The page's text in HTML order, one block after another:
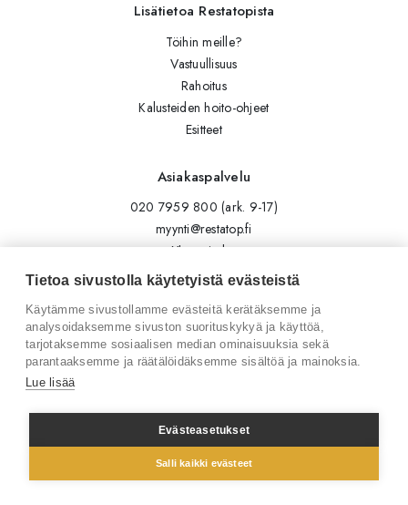
Lisätietoa Restatopista
Töihin meille?
Vastuullisuus
Rahoitus
Kalusteiden hoito-ohjeet
Esitteet
Asiakaspalvelu
020 7959 800 (ark. 9-17)
myynti@restatop.fi
Yhteystiedot
Lähetä viesti
Seuraa meitä
Tilaa uutiskirje
Facebook
© 2026 Restatop Oy
Tietoa sivustolla käytetyistä evästeistä
Käytämme sivustollamme evästeitä kerätäksemme ja
analysoidaksemme sivuston suorituskykyä ja käyttöä,
tarjotaksemme sosiaalisen median ominaisuuksia sekä
parantaaksemme ja räätälöidäksemme sisältöä ja mainoksia.
Lue lisää
Evästeasetukset
Salli kaikki evästeet